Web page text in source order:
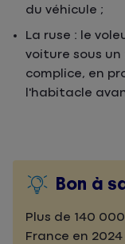
du véhicule ;
La ruse : le
voiture sous
complice, en
l'habitacle
Bon à
Plus de 140
France en